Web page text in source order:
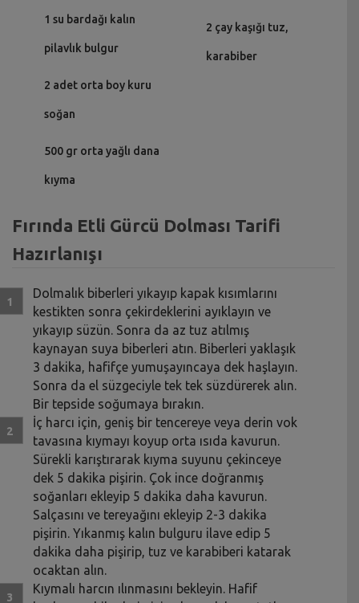
1 su bardağı kalın
pilavlık bulgur
2 adet orta boy kuru
soğan
500 gr orta yağlı dana
kıyma
2 çay kaşığı tuz,
karabiber
Fırında Etli Gürcü Dolması Tarifi
Hazırlanışı
Dolmalık biberleri yıkayıp kapak kısımlarını
kestikten sonra çekirdeklerini ayıklayın ve
yıkayıp süzün. Sonra da az tuz atılmış
kaynayan suya biberleri atın. Biberleri yaklaşık
3 dakika, hafifçe yumuşayıncaya dek haşlayın.
Sonra da el süzgeciyle tek tek süzdürerek alın.
Bir tepside soğumaya bırakın.
İç harcı için, geniş bir tencereye veya derin vok
tavasına kıymayı koyup orta ısıda kavurun.
Sürekli karıştırarak kıyma suyunu çekinceye
dek 5 dakika pişirin. Çok ince doğranmış
soğanları ekleyip 5 dakika daha kavurun.
Salçasını ve tereyağını ekleyip 2-3 dakika
pişirin. Yıkanmış kalın bulguru ilave edip 5
dakika daha pişirip, tuz ve karabiberi katarak
ocaktan alın.
Kıymalı harcın ılınmasını bekleyin. Hafif